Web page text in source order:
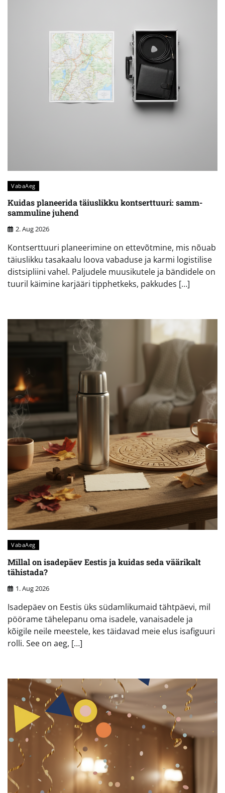
VabaAeg
Kuidas planeerida täiuslikku kontserttuuri: samm-
sammuline juhend
2. Aug 2026
Kontserttuuri planeerimine on ettevõtmine, mis nõuab
täiuslikku tasakaalu loova vabaduse ja karmi logistilise
distsipliini vahel. Paljudele muusikutele ja bändidele on
tuuril käimine karjääri tipphetkeks, pakkudes […]
VabaAeg
Millal on isadepäev Eestis ja kuidas seda väärikalt
tähistada?
1. Aug 2026
Isadepäev on Eestis üks südamlikumaid tähtpäevi, mil
pöörame tähelepanu oma isadele, vanaisadele ja
kõigile neile meestele, kes täidavad meie elus isafiguuri
rolli. See on aeg, […]